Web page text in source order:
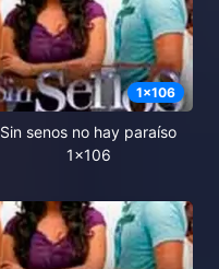
1x106
Sin senos no hay paraíso
1x106